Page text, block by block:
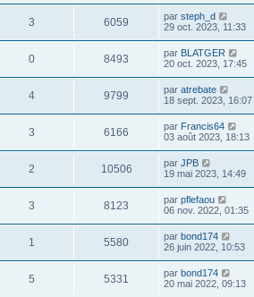
3 6059 par steph_d
29 oct. 2023, 11:33
0 8493 par BLATGER
20 oct. 2023, 17:45
4 9799 par atrebate
18 sept. 2023, 16:07
3 6166 par Francis64
03 août 2023, 18:13
2 10506 par JPB
19 mai 2023, 14:49
3 8123 par pflefaou
06 nov. 2022, 01:35
1 5580 par bond174
26 juin 2022, 10:53
5 5331 par bond174
20 mai 2022, 09:13